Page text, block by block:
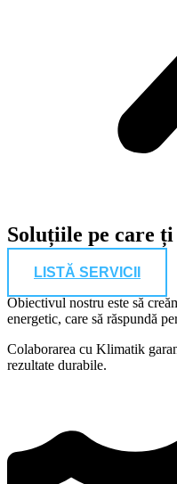
Soluțiile pe care
LISTĂ SERVICII
Obiectivul nostru este să
energetic, care să răspundă
Colaborarea cu Klimatik
rezultate durabile.